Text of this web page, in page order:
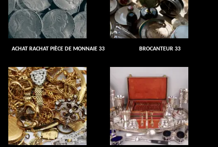
ACHAT RACHAT PIÈCE DE MONNAIE 33 BROCANTEUR 33